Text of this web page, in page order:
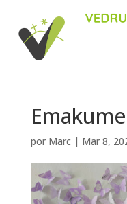
por Marc| Mar 8,